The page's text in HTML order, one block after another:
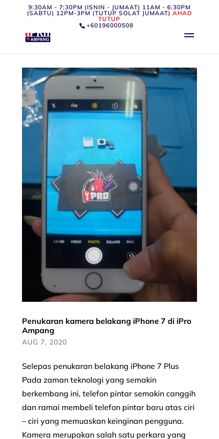
9:30AM - 7:30PM (ISNIN - JUMAAT) 11AM - 6:30PM
(SABTU) 12PM-3PM (TUTUP SOLAT JUMAAT) AHAD
TUTUP
+60196000508
Penukaran kamera belakang iPhone 7 di iPro
Ampang
AUG 7, 2020
Selepas penukaran belakang iPhone 7 Plus
Pada zaman teknologi yang semakin
berkembang ini, telefon pintar semakin canggih
dan ramai membeli telefon pintar baru atas ciri
– ciri yang memuaskan keinginan pengguna.
Kamera merupakan salah satu perkara yang